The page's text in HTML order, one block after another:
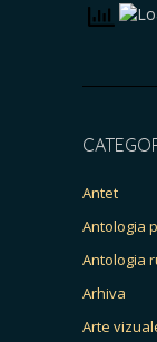
Antet
Antologia
Antologia
Arhiva
Arte